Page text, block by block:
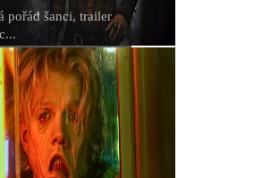
Přeobsazovat se ale bude i další
důležitá postava
Marvel prý chce omezovat
seriálovou tvorbu a více se
soustředit na filmy
pořád šanci, trailer